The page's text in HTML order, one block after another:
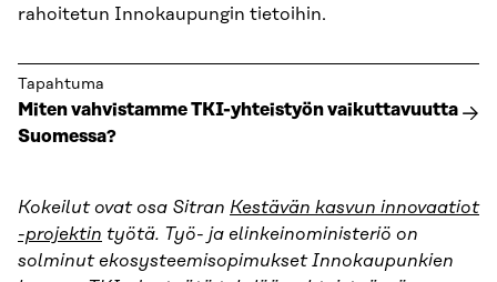
rahoitetun Innokaupungin tietoihin.
Tapahtuma
Miten vahvistamme TKI-yhteistyön vaikuttavuutta
Suomessa?
Kokeilut ovat osa Sitran Kestävän kasvun innovaatiot
-projektin työtä. Työ- ja elinkeinoministeriö on
solminut ekosysteemisopimukset Innokaupunkien